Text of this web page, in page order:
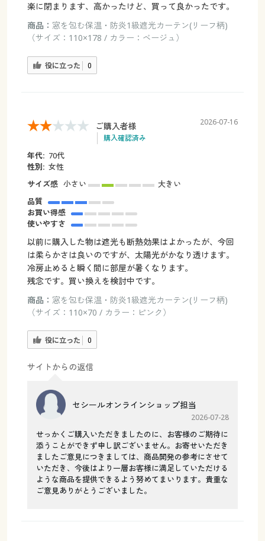
楽に閉まります、高かったけど、買って良かったです。
商品： 窓を包む保温・防炎1級遮光カーテン(リーフ柄)
（サイズ：110×178 / カラー：ベージュ）
役に立った 0
ご購入者様
購入確認済み
2026-07-16
年代: 70代
性別: 女性
サイズ感 小さい
大きい
品質
お買い得感
使いやすさ
以前に購入した物は遮光も断熱効果はよかったが、今回
は柔らかさは良いのですが、太陽光がかなり透けます。
冷房止めると瞬く間に部屋が暑くなります。
残念です。買い換えを検討中です。
商品： 窓を包む保温・防炎1級遮光カーテン(リーフ柄)
（サイズ：110×70 / カラー：ピンク）
役に立った 0
サイトからの返信
セシールオンラインショップ担当
2026-07-28
せっかくご購入いただきましたのに、お客様のご期待に
添うことができず申し訳ございません。お寄せいただき
ましたご意見につきましては、商品開発の参考にさせて
いただき、今後はより一層お客様に満足していただける
ような商品を提供できるよう努めてまいります。貴重な
ご意見ありがとうございました。